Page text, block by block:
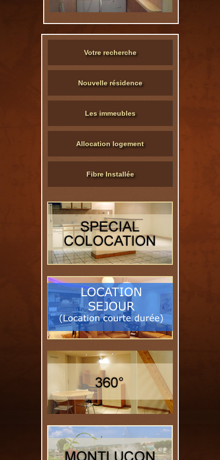
Votre recherche
Nouvelle résidence
Les immeubles
Allocation logement
Fibre Installée